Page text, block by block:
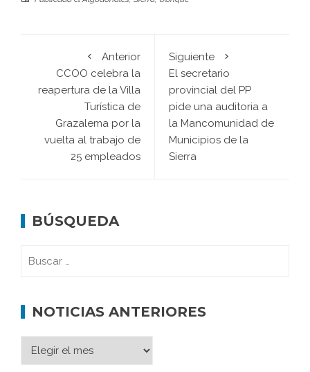
Anterior
CCOO celebra la
reapertura de la Villa
Turística de
Grazalema por la
vuelta al trabajo de
25 empleados
Siguiente
El secretario
provincial del PP
pide una auditoria a
la Mancomunidad de
Municipios de la
Sierra
BÚSQUEDA
NOTICIAS ANTERIORES